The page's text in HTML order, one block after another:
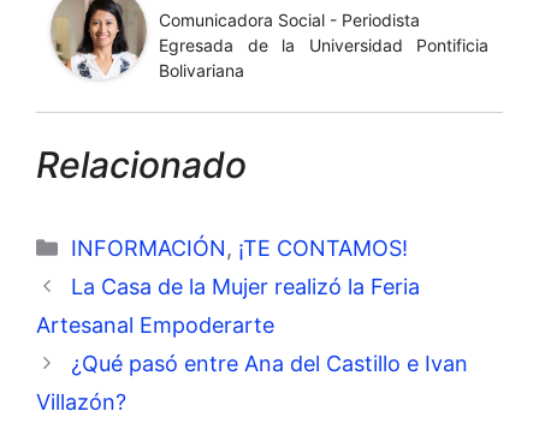
Comunicadora Social - Periodista
Egresada de la Universidad Pontificia
Bolivariana
Relacionado
Categorías
INFORMACIÓN, ¡TE CONTAMOS!
La Casa de la Mujer realizó la Feria
Artesanal Empoderarte
¿Qué pasó entre Ana del Castillo e Ivan
Villazón?